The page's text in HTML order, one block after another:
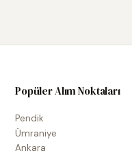
Popüler Alım Noktaları
Pendik
Ümraniye
Ankara